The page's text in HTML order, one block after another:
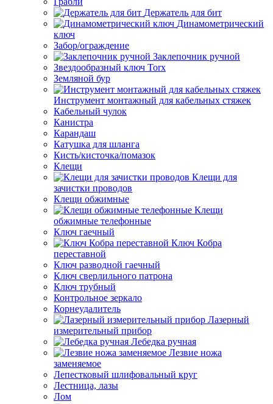
Держатель для бит
Динамометрический
ключ
Забор/ограждение
Заклепочник ручной
Звездообразный ключ Torx
Земляной бур
Инструмент монтажный для кабельных стяжек
Кабельный чулок
Канистра
Карандаш
Катушка для шланга
Кисть/кисточка/помазок
Клещи
Клещи для
зачистки проводов
Клещи обжимные
Клещи
обжимные телефонные
Ключ гаечный
Ключ Кобра
переставной
Ключ разводной гаечный
Ключ сверлильного патрона
Ключ трубный
Контрольное зеркало
Корнеудалитель
Лазерный
измерительный прибор
Лебедка ручная
Лезвие ножа
заменяемое
Лепестковый шлифовальный круг
Лестница, лазы
Лом